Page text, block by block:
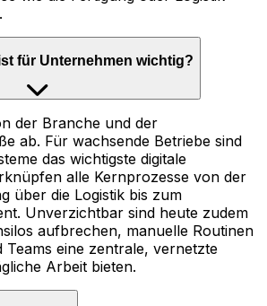
für Unternehmen wichtig?
der Branche und der
ab. Für wachsende Betriebe sind
das wichtigste digitale
alle Kernprozesse von der
über die Logistik bis zum
Unverzichtbar sind heute zudem
aufbrechen, manuelle Routinen
Teams eine zentrale, vernetzte
Arbeit bieten.